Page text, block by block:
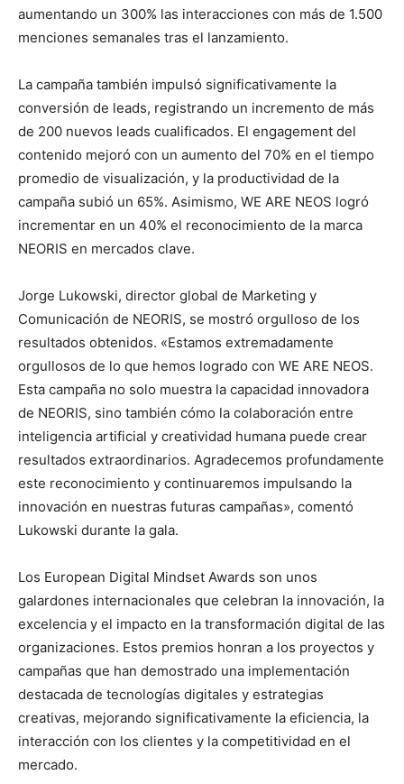
aumentando un 300% las interacciones con más de 1.500
menciones semanales tras el lanzamiento.
La campaña también impulsó significativamente la
conversión de leads, registrando un incremento de más
de 200 nuevos leads cualificados. El engagement del
contenido mejoró con un aumento del 70% en el tiempo
promedio de visualización, y la productividad de la
campaña subió un 65%. Asimismo, WE ARE NEOS logró
incrementar en un 40% el reconocimiento de la marca
NEORIS en mercados clave.
Jorge Lukowski, director global de Marketing y
Comunicación de NEORIS, se mostró orgulloso de los
resultados obtenidos. «Estamos extremadamente
orgullosos de lo que hemos logrado con WE ARE NEOS.
Esta campaña no solo muestra la capacidad innovadora
de NEORIS, sino también cómo la colaboración entre
inteligencia artificial y creatividad humana puede crear
resultados extraordinarios. Agradecemos profundamente
este reconocimiento y continuaremos impulsando la
innovación en nuestras futuras campañas», comentó
Lukowski durante la gala.
Los European Digital Mindset Awards son unos
galardones internacionales que celebran la innovación, la
excelencia y el impacto en la transformación digital de las
organizaciones. Estos premios honran a los proyectos y
campañas que han demostrado una implementación
destacada de tecnologías digitales y estrategias
creativas, mejorando significativamente la eficiencia, la
interacción con los clientes y la competitividad en el
mercado.